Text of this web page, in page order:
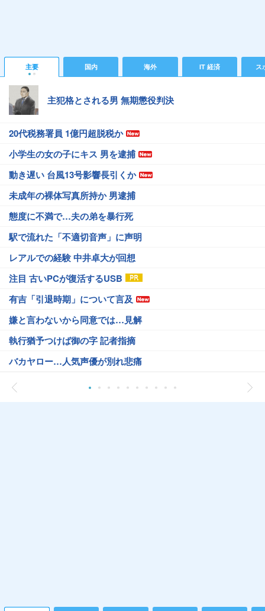
主要 国内 海外 IT 経済 ス
主犯格とされる男 無期懲役判決
20代税務署員 1億円超脱税か
小学生の女の子にキス 男を逮捕
動き遅い 台風13号影響長引くか
未成年の裸体写真所持か 男逮捕
態度に不満で…夫の弟を暴行死
駅で流れた「不適切音声」に声明
レアルでの経験 中井卓大が回想
注目 古いPCが復活するUSB
有吉「引退時期」について言及
嫌と言わないから同意では…見解
執行猶予つけば御の字 記者指摘
バカヤロー…人気声優が別れ悲痛